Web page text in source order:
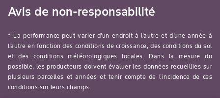
Avis de non-responsabilité
* La performance peut varier d’un endroit à l’autre et d’une année à
l’autre en fonction des conditions de croissance, des conditions du sol
et des conditions météorologiques locales. Dans la mesure du
possible, les producteurs doivent évaluer les données recueillies sur
plusieurs parcelles et années et tenir compte de l’incidence de ces
conditions sur leurs champs.